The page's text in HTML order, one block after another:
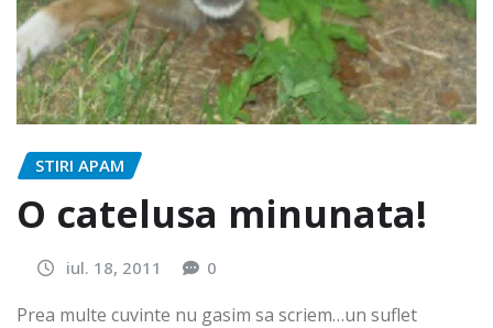
STIRI APAM
O catelusa minunata!
iul. 18, 2011 0
Prea multe cuvinte nu gasim sa scriem…un suflet